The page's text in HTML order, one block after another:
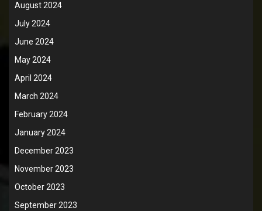
August 2024
July 2024
June 2024
May 2024
April 2024
March 2024
February 2024
January 2024
December 2023
November 2023
October 2023
September 2023